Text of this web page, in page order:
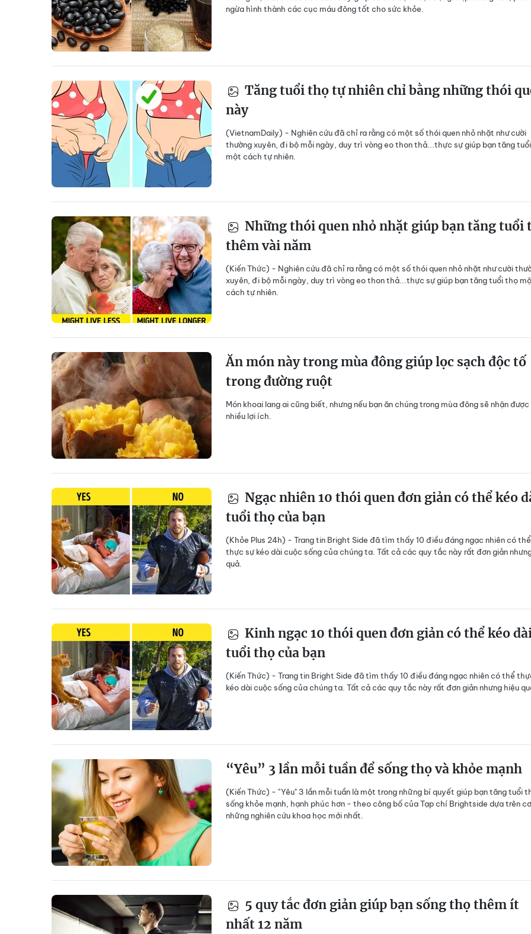
ngừa hình thành các cục máu đông tốt cho sức khỏe.
Tăng tuổi thọ tự nhiên chỉ bằng những thói
này
(VietnamDaily) - Nghiên cứu đã chỉ ra rằng có một số thói quen nhỏ nhặt như cười
thường xuyên, đi bộ mỗi ngày, duy trì vòng eo thon thả...thực sự giúp bạn tăng
một cách tự nhiên.
Những thói quen nhỏ nhặt giúp bạn tăng tuổi
thêm vài năm
(Kiến Thức) - Nghiên cứu đã chỉ ra rằng có một số thói quen nhỏ nhặt như cười
xuyên, đi bộ mỗi ngày, duy trì vòng eo thon thả...thực sự giúp bạn tăng tuổi thọ
cách tự nhiên.
Ăn món này trong mùa đông giúp lọc sạch độc tố
trong đường ruột
Món khoai lang ai cũng biết, nhưng nếu bạn ăn chúng trong mùa đông sẽ nhận được
nhiều lợi ích.
Ngạc nhiên 10 thói quen đơn giản có thể kéo
tuổi thọ của bạn
(Khỏe Plus 24h) - Trang tin Bright Side đã tìm thấy 10 điều đáng ngạc nhiên có thể
thực sự kéo dài cuộc sống của chúng ta. Tất cả các quy tắc này rất đơn giản
quả.
Kinh ngạc 10 thói quen đơn giản có thể kéo
tuổi thọ của bạn
(Kiến Thức) - Trang tin Bright Side đã tìm thấy 10 điều đáng ngạc nhiên có thể
kéo dài cuộc sống của chúng ta. Tất cả các quy tắc này rất đơn giản nhưng hiệu
“Yêu” 3 lần mỗi tuần để sống thọ và khỏe mạnh
(Kiến Thức) - "Yêu" 3 lần mỗi tuần là một trong những bí quyết giúp bạn tăng tuổi
sống khỏe mạnh, hạnh phúc hơn - theo công bố của Tạp chí Brightside dựa trên
những nghiên cứu khoa học mới nhất.
5 quy tắc đơn giản giúp bạn sống thọ thêm ít
nhất 12 năm